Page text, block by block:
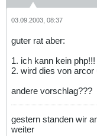
03.09.2003, 08:37
guter rat aber:
1. ich kann kein php!!!
2. wird dies von arcor
andere vorschlag???
gestern standen wir
weiter